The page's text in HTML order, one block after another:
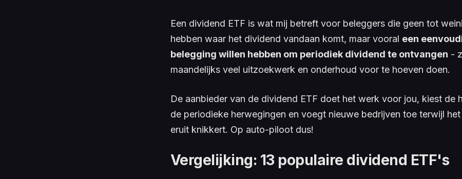
Een dividend ETF is wat mij betreft voor beleggers die geen tot
hebben waar het dividend vandaan komt, maar vooral een
belegging willen hebben om periodiek dividend te ontvangen -
maandelijks veel uitzoekwerk en onderhoud voor te hoeven doen.
De aanbieder van de dividend ETF doet het werk voor jou, kiest de
de periodieke herwegingen en voegt nieuwe bedrijven toe terwijl
eruit knikkert. Op auto-piloot dus!
Vergelijking: 13 populaire dividend ETF's